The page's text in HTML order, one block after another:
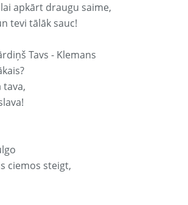
apkārt draugu saime,
tevi tālāk sauc!
Tavs - Klemans
ciemos steigt,